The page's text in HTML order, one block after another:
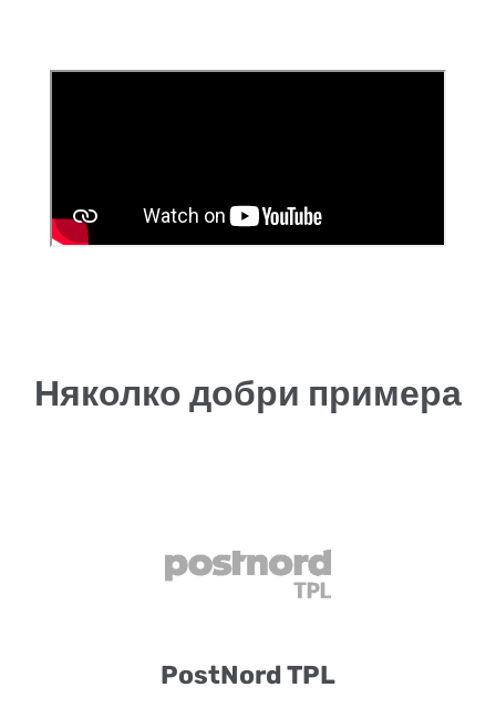
Няколко добри примера
PostNord TPL